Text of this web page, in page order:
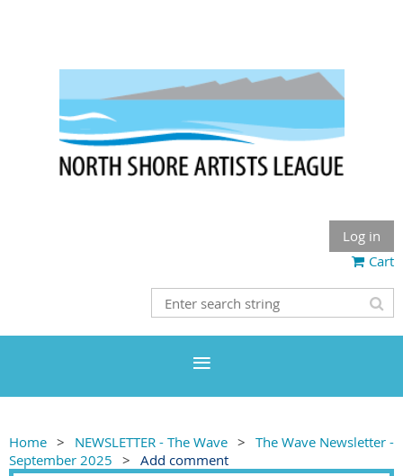
Log in
Cart
Home NEWSLETTER - The Wave
The Wave Newsletter -
September 2025
Add comment